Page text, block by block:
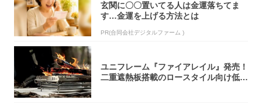
玄関に〇〇置いてる人は金運落ちてま
す…金運を上げる方法とは
PR(合同会社デジタルファーム )
ユニフレーム『ファイアレイル』発売！
二重遮熱板搭載のロースタイル向け低型